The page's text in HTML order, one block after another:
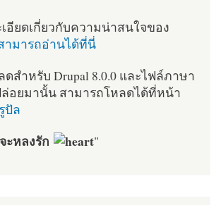
อียดเกี่ยวกับความน่าสนใจของ
ามารถอ่านได้ที่นี่
สำหรับ Drupal 8.0.0 และไฟล์ภาษา
อยมานั้น สามารถโหลดได้ที่หน้า
ปัล
หลงรัก "